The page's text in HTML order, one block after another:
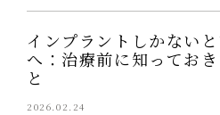
インプラントしかない
へ：治療前に知ってお
と
2026.02.24